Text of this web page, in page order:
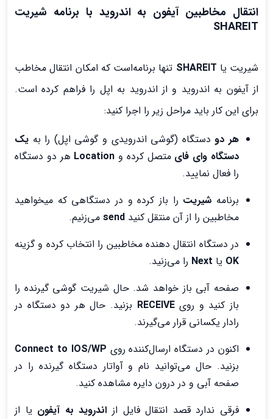
انتقال مخاطبین آیفون به اندروید با برنامه شیریت
SHAREIT
شیریت یا SHAREIT تنها برنامه‌است که امکان انتقال مخاطب
از آیفون به اندروید و از اندروید به اپل را فراهم کرده است.
برای این کار باید مراحل زیر را اجرا کنید:
هر دو دستگاه (گوشی اندرویدی و گوشی اپل) را به یک
دستگاه وای فای متصل کرده و Location هر دو دستگاه
را فعال نمایید.
برنامه شیریت را باز کرده و در دستگاهی که میخواهید
مخاطبین را از آن منتقل کنید
می‌زنیم.
در دستگاه انتقال دهنده مخاطبین را انتخاب کرده و گزینه
OK یا Next را می‌زنید.
صفحه آبی باز خواهد شد. حال شیریت گوشی گیرنده را
باز کنید و رویRECEIVE بزنید. حال هر دو دستگاه در
رادار یکسانی قرار می‌گیرند.
اکنون در دستگاه ارسال‌کننده روی
بزنید. حال می‌توانید نام و آواتار دستگاه گیرنده را در
صفحه آبی و در درون دایره مشاهده کنید.
فرقی ندارد قصد انتقال فایل از اندروید به آیفون یا از